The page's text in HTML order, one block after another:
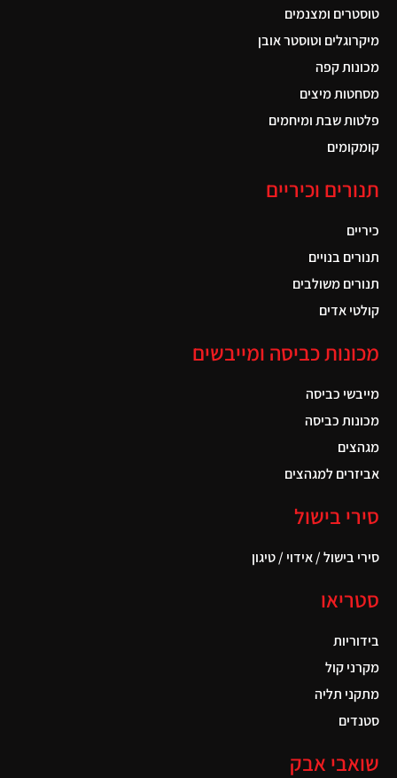
טוסטרים ומצנמים
מיקרוגלים וטוסטר אובן
מכונות קפה
מסחטות מיצים
פלטות שבת ומיחמים
קומקומים
תנורים וכיריים
כיריים
תנורים בנויים
תנורים משולבים
קולטי אדים
מכונות כביסה ומייבשים
מייבשי כביסה
מכונות כביסה
מגהצים
אביזרים למגהצים
סירי בישול
סירי בישול / אידוי / טיגון
סטריאו
בידוריות
מקרני קול
מתקני תליה
סטנדים
שואבי אבק